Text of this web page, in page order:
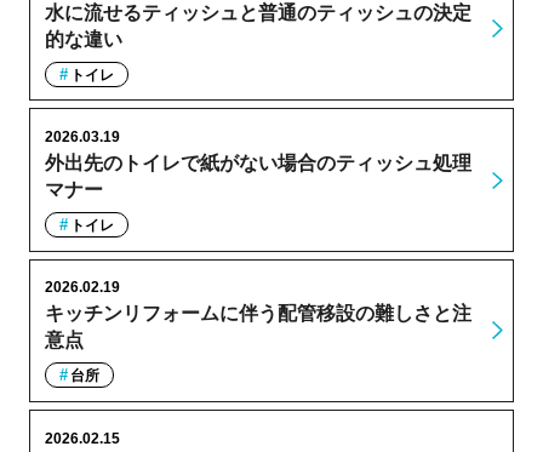
水に流せるティッシュと普通のティッシュの決定
的な違い
トイレ
外出先のトイレで紙がない場合のティッシュ処理
マナー
2026.03.19
トイレ
キッチンリフォームに伴う配管移設の難しさと注
意点
2026.02.19
台所
2026.02.15